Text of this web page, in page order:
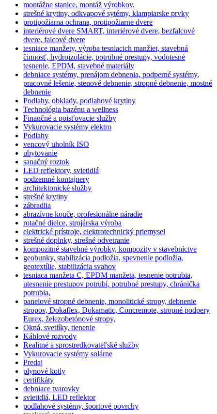
montážne stanice, montáž výrobkov,
strešné krytiny, odkvapové sytémy, klampiarske prvky
protipožiarna ochrana, protipožiarne dvere
interiérové dvere SMART, interiérové dvere, bezfalcové
dvere, falcové dvere
tesniace manžety, výroba tesniacich manžiet, stavebná
činnosť, hydroizolácie, potrubné prestupy, vodotesné
tesnenie, EPDM, stavebné materiály
debniace systémy, prenájom debnenia, podperné systémy,
pracovné lešenie, stenové debnenie, stropné debnenie, mostné
debnenie
Podlahy, obklady, podlahové krytiny
Technológia bazénu a wellness
Finančné a poisťovacie služby
Vykurovacie systémy elektro
Podlahy
vencový uholník ISO
ubytovanie
sanačný roztok
LED reflektory, svietidlá
podzemné kontajnery
architektonické služby
strešné krytiny
zábradlia
abrazívne kouče, profesionálne náradie
rotačné dielce, strojárska výroba
elektrické prístroje, elektrotechnický priemysel
strešné doplnky, strešné odvetranie
kompozitné stavebné výrobky, kompozity v stavebníctve
geobunky, stabilizácia podložia, spevnenie podložia,
geotextílie, stabilizácia svahov
tesniaca manžeta C, EPDM manžeta, tesnenie potrubia,
utesnenie prestupov potrubí, potrubné prestupy, chránička
potrubia,
panelové stropné debnenie, monolitické stropy, debnenie
stropov, Dokaflex, Dokamatic, Concremote, stropné podpery
Eurex, železobetónové stropy,
Okná, svetlíky, tienenie
Káblové rozvody
Realitné a sprostredkovateľské služby
Vykurovacie systémy solárne
Predaj
plynové kotly
certifikáty
debniace tvarovky
svietidlá, LED reflektor
podlahové systémy, športové povrchy